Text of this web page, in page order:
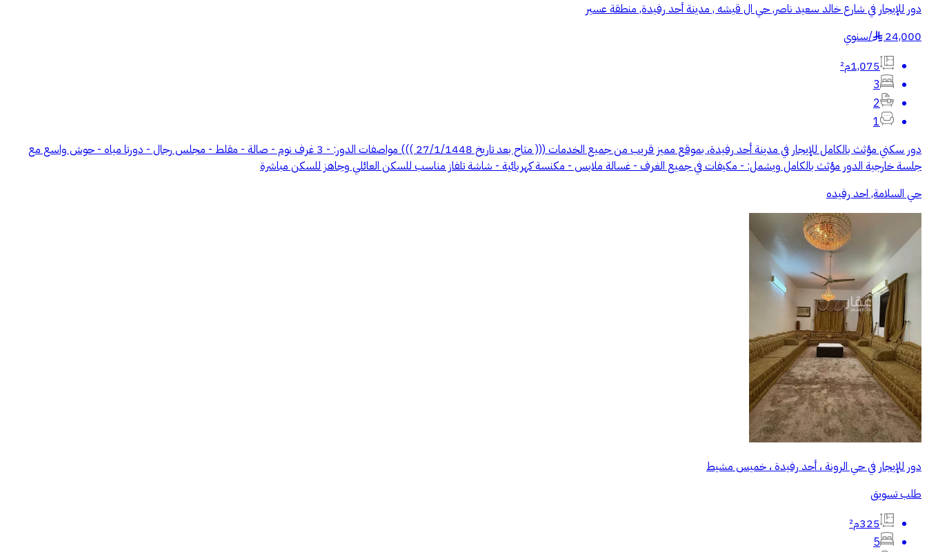
دور للإيجار في شارع خالد سعيد ناصر, حي ال قيشه , مدينة أحد رفيدة, منطقة عسير
24,000
§
/سنوي
1,075م²
3
2
1
دور سكني مؤثث بالكامل للإيجار في مدينة أحد رفيدة، بموقع مميز قريب من جميع الخدمات ((( متاح بعد تاريخ 27/1/1448 ))) مواصفات الدور: - 3 غرف نوم - صالة - مقلط - مجلس رجال - دورتا مياه - حوش واسع مع
جلسة خارجية الدور مؤثث بالكامل ويشمل: - مكيفات في جميع الغرف - غسالة ملابس - مكنسة كهربائية - شاشة تلفاز مناسب للسكن العائلي وجاهز للسكن مباشرة
حي السلامة, احد رفيده
دور للإيجار في حي الرونة ، أحد رفيدة ، خميس مشيط
طلب تسويق
325م²
5